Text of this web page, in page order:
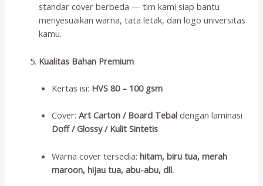
standar cover berbeda — tim kami siap bantu
menyesuaikan warna, tata letak, dan logo universitas
kamu.
Kualitas Bahan Premium
Kertas isi: HVS 80 – 100 gsm
Cover:Art Carton / Board Tebal dengan laminasi
Doff / Glossy / Kulit Sintetis
Warna cover tersedia:hitam, biru tua, merah
maroon, hijau tua, abu-abu, dll.